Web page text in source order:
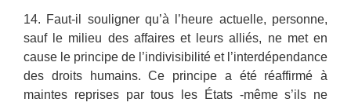
14. Faut-il souligner qu’à l’heure actuelle, personne,
sauf le milieu des affaires et leurs alliés, ne met en
cause le principe de l’indivisibilité et l’interdépendance
des droits humains. Ce principe a été réaffirmé à
maintes reprises par tous les États -même s’ils ne